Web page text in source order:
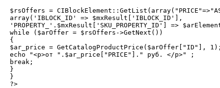
$rsOffers =
array('IBLOCK_ID' => $mxResult['IBLOCK_ID'],
'PROPERTY_'.$mxResult['SKU_PROPERTY_ID'] =>
while ($arOffer = $rsOffers->GetNext())
{
$ar_price = GetCatalogProductPrice($arOffer["ID"],
echo "<p>от ".$ar_price["PRICE"]." руб. </p>" ;
break;
}
}
?>